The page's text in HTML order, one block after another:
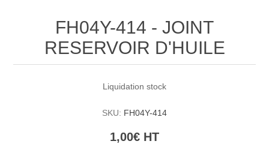
FH04Y-414 - JOINT
RESERVOIR D'HUILE
Liquidation stock
SKU: FH04Y-414
1,00€ HT